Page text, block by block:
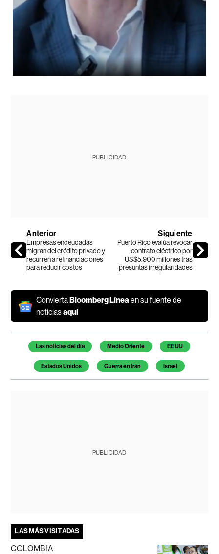
PUBLICIDAD
Anterior
Empresas endeudadas
migran del crédito privado y
recurren a refinanciaciones
para reducir costos
Siguiente
Puerto Rico evalúa revocar
contrato eléctrico por
US$5.900 millones tras
presuntas irregularidades
ConviertaBloomberg Líneaen su fuente de
noticiasaquí
Temas de este artículo
Las noticias del día Medio Oriente EE UU
Estados Unidos Guerra en Irán Israel
PUBLICIDAD
LAS MÁS VISITADAS
COLOMBIA